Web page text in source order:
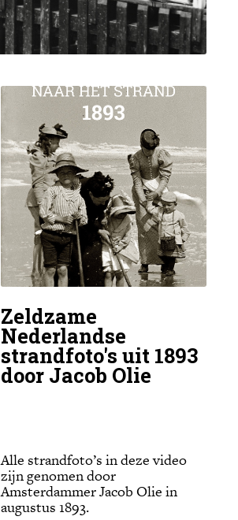
Zeldzame
Nederlandse
strandfoto's uit 1893
door Jacob Olie
Alle strandfoto’s in deze video
zijn genomen door
Amsterdammer Jacob Olie in
augustus 1893.